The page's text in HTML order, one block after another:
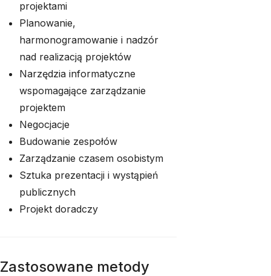
projektami
Planowanie,
harmonogramowanie i nadzór
nad realizacją projektów
Narzędzia informatyczne
wspomagające zarządzanie
projektem
Negocjacje
Budowanie zespołów
Zarządzanie czasem osobistym
Sztuka prezentacji i wystąpień
publicznych
Projekt doradczy
Zastosowane metody